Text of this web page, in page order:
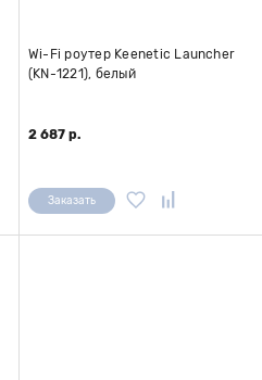
Wi-Fi роутер Keenetic Launcher
(KN-1221), белый
2 687 р.
Заказать